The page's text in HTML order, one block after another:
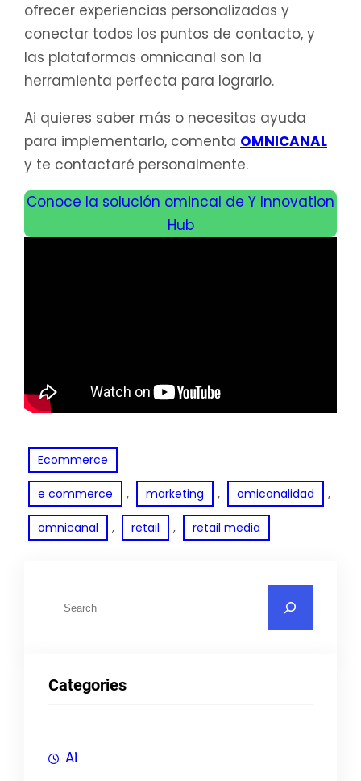
ofrecer experiencias personalizadas y
conectar todos los puntos de contacto, y
las plataformas omnicanal son la
herramienta perfecta para lograrlo.
Ai quieres saber más o necesitas ayuda
para implementarlo, comenta OMNICANAL
y te contactaré personalmente.
Conoce la solución omincal de Y Innovation
Hub
Ecommerce
e commerce , marketing , omicanalidad ,
omnicanal , retail , retail media
Categories
Ai